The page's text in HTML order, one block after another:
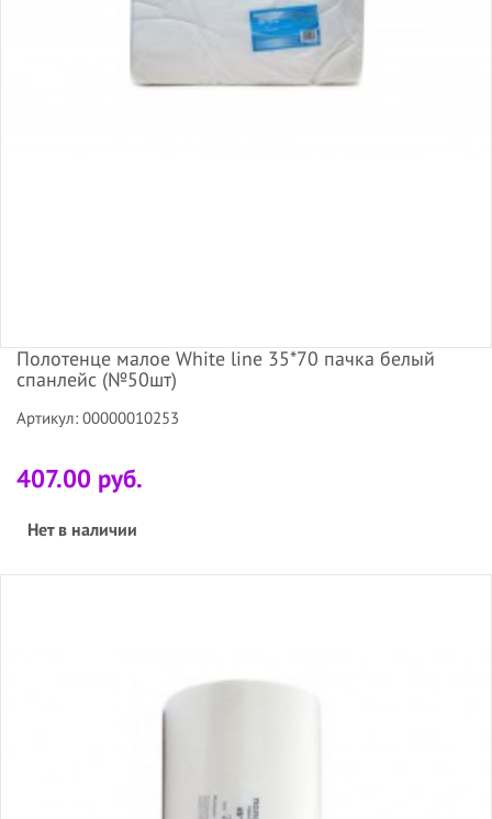
Полотенце малое White line 35*70 пачка белый
спанлейс (№50шт)
Артикул: 00000010253
407.00 руб.
Нет в наличии